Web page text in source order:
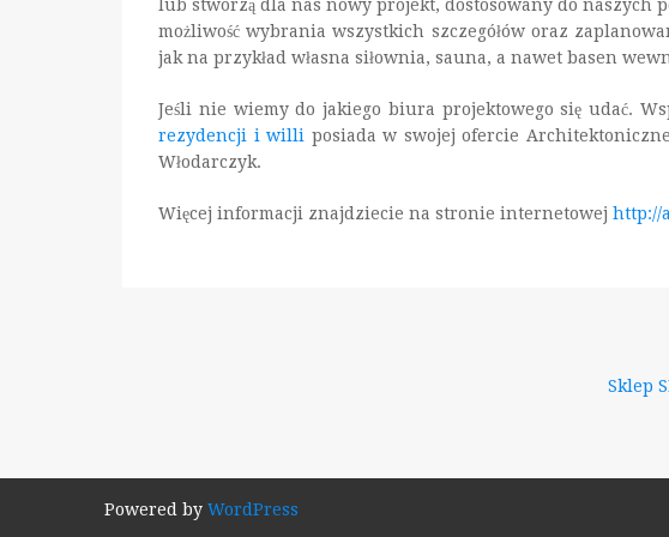
lub stworzą dla nas nowy projekt, dostosowany do naszych
możliwość wybrania wszystkich szczegółów oraz
jak na przykład własna siłownia, sauna, a nawet basen
Jeśli nie wiemy do jakiego biura projektowego się udać.
rezydencji i willi posiada w swojej ofercie
Włodarczyk.
Więcej informacji znajdziecie na stronie internetowej http://
Sklep
Powered by WordPress